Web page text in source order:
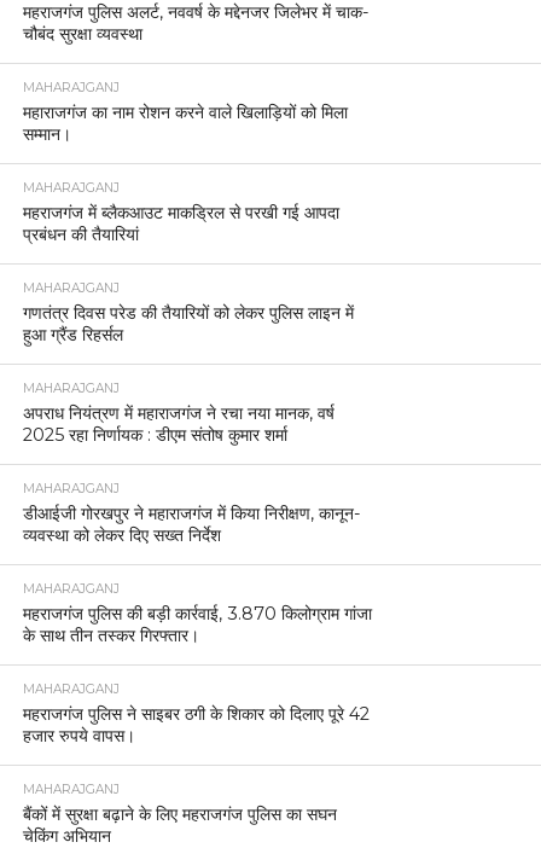
महराजगंज पुलिस अलर्ट, नववर्ष के मद्देनजर जिलेभर में चाक-
चौबंद सुरक्षा व्यवस्था
MAHARAJGANJ
महाराजगंज का नाम रोशन करने वाले खिलाड़ियों को मिला
सम्मान।
MAHARAJGANJ
महराजगंज में ब्लैकआउट माकड्रिल से परखी गई आपदा
प्रबंधन की तैयारियां
MAHARAJGANJ
गणतंत्र दिवस परेड की तैयारियों को लेकर पुलिस लाइन में
हुआ ग्रैंड रिहर्सल
MAHARAJGANJ
अपराध नियंत्रण में महाराजगंज ने रचा नया मानक, वर्ष
2025 रहा निर्णायक : डीएम संतोष कुमार शर्मा
MAHARAJGANJ
डीआईजी गोरखपुर ने महाराजगंज में किया निरीक्षण, कानून-
व्यवस्था को लेकर दिए सख्त निर्देश
MAHARAJGANJ
महराजगंज पुलिस की बड़ी कार्रवाई, 3.870 किलोग्राम गांजा
के साथ तीन तस्कर गिरफ्तार।
MAHARAJGANJ
महराजगंज पुलिस ने साइबर ठगी के शिकार को दिलाए पूरे 42
हजार रुपये वापस।
MAHARAJGANJ
बैंकों में सुरक्षा बढ़ाने के लिए महराजगंज पुलिस का सघन
चेकिंग अभियान